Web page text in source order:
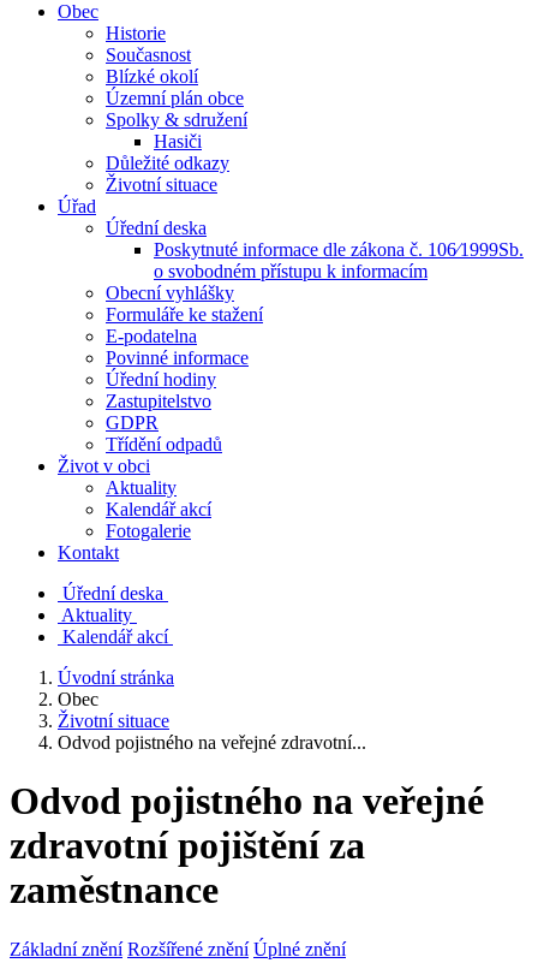
Obec
Historie
Současnost
Blízké okolí
Územní plán obce
Spolky & sdružení
Hasiči
Důležité odkazy
Životní situace
Úřad
Úřední deska
Poskytnuté informace dle zákona č. 106⁄1999Sb.
o svobodném přístupu k informacím
Obecní vyhlášky
Formuláře ke stažení
E-podatelna
Povinné informace
Úřední hodiny
Zastupitelstvo
GDPR
Třídění odpadů
Život v obci
Aktuality
Kalendář akcí
Fotogalerie
Kontakt
Úřední deska
Aktuality
Kalendář akcí
Úvodní stránka
Obec
Životní situace
Odvod pojistného na veřejné zdravotní...
Odvod pojistného na veřejné
zdravotní pojištění za
zaměstnance
Základní znění Rozšířené znění Úplné znění